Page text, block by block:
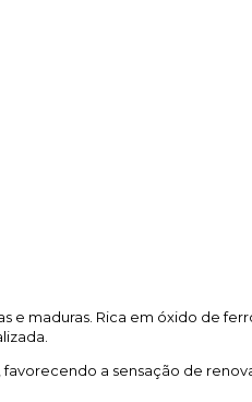
e maduras. Rica em óxido de
a sensação de